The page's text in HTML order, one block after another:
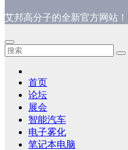
艾邦高分子的全新官方网站！
首页
论坛
展会
智能汽车
电子雾化
笔记本电脑